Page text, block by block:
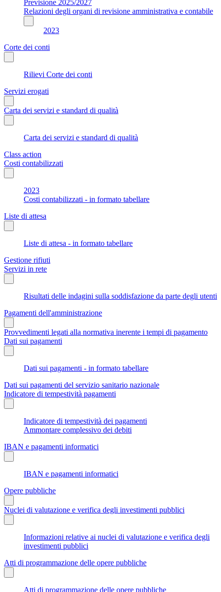
Previsione 2025/2027
Relazioni degli organi di revisione amministrativa e contabile
2023
Corte dei conti
Rilievi Corte dei conti
Servizi erogati
Carta dei servizi e standard di qualità
Carta dei servizi e standard di qualità
Class action
Costi contabilizzati
2023
Costi contabilizzati - in formato tabellare
Liste di attesa
Liste di attesa - in formato tabellare
Gestione rifiuti
Servizi in rete
Risultati delle indagini sulla soddisfazione da parte degli utenti
Pagamenti dell'amministrazione
Provvedimenti legati alla normativa inerente i tempi di pagamento
Dati sui pagamenti
Dati sui pagamenti - in formato tabellare
Dati sui pagamenti del servizio sanitario nazionale
Indicatore di tempestività pagamenti
Indicatore di tempestività dei pagamenti
Ammontare complessivo dei debiti
IBAN e pagamenti informatici
IBAN e pagamenti informatici
Opere pubbliche
Nuclei di valutazione e verifica degli investimenti pubblici
Informazioni relative ai nuclei di valutazione e verifica degli
investimenti pubblici
Atti di programmazione delle opere pubbliche
Atti di programmazione delle opere pubbliche